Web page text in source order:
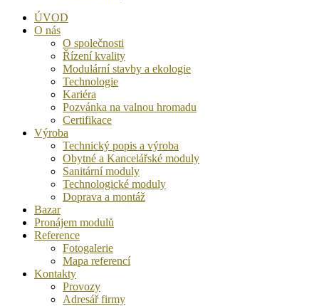
ÚVOD
O nás
O společnosti
Řízení kvality
Modulární stavby a ekologie
Technologie
Kariéra
Pozvánka na valnou hromadu
Certifikace
Výroba
Technický popis a výroba
Obytné a Kancelářské moduly
Sanitární moduly
Technologické moduly
Doprava a montáž
Bazar
Pronájem modulů
Reference
Fotogalerie
Mapa referencí
Kontakty
Provozy
Adresář firmy